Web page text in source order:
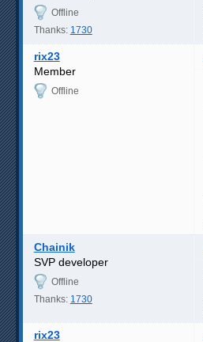
Offline
Thanks: 1730
rix23
Member
Offline
Chainik
SVP developer
Offline
Thanks: 1730
rix23